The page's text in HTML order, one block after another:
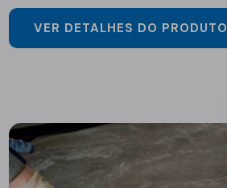
VER DETALHES DO PRODUTO